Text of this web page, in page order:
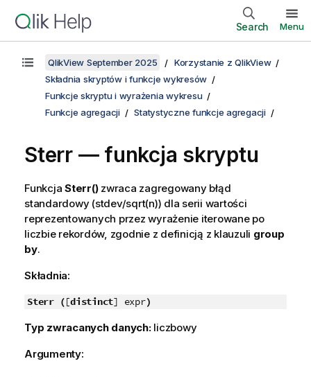
Search Menu
QlikView September 2025
Korzystanie z QlikView
Składnia skryptów i funkcje wykresów
Funkcje skryptu i wyrażenia wykresu
Funkcje agregacji
Statystyczne funkcje agregacji
Sterr — funkcja skryptu
Funkcja Sterr()zwraca zagregowany błąd
standardowy (stdev/sqrt(n)) dla serii wartości
reprezentowanych przez wyrażenie iterowane po
liczbie rekordów, zgodnie z definicją z klauzuli group
by.
Składnia:
Sterr ([distinct] expr)
Typ zwracanych danych: liczbowy
Argumenty: